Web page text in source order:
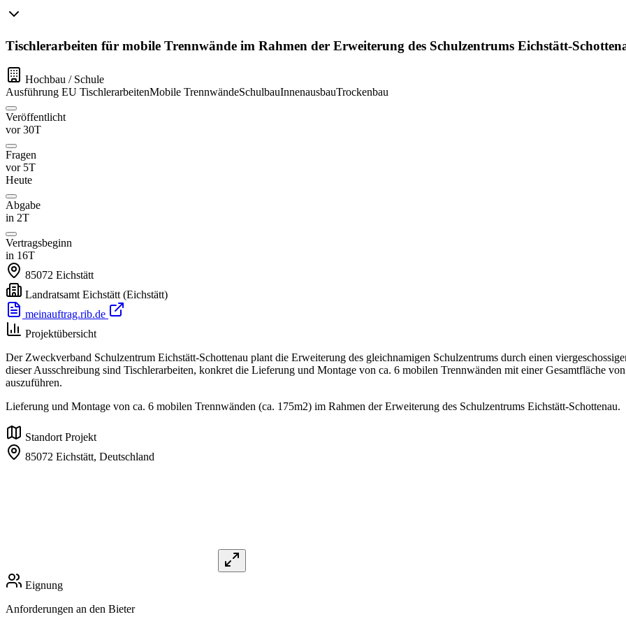
Tischlerarbeiten für mobile Trennwände im Rahmen der Erweiterung des Schulzentrums Eichstätt-
Hochbau / Schule
Ausführung EU TischlerarbeitenMobile TrennwändeSchulbauInnenausbauTrockenbau
Veröffentlicht
vor 30T
Fragen
vor 5T
Heute
Abgabe
in 2T
Vertragsbeginn
in 16T
85072 Eichstätt
Landratsamt Eichstätt (Eichstätt)
meinauftrag.rib.de
Projektübersicht
Der Zweckverband Schulzentrum Eichstätt-Schottenau plant die Erweiterung des gleichnamigen Schulzentrums durch einen
dieser Ausschreibung sind Tischlerarbeiten, konkret die Lieferung und Montage von ca. 6 mobilen Trennwänden mit einer Gesamtfläche
auszuführen.
Lieferung und Montage von ca. 6 mobilen Trennwänden (ca. 175m2) im Rahmen der Erweiterung des Schulzentrums Eichstätt-Schottenau.
Standort Projekt
85072 Eichstätt, Deutschland
Eignung
Anforderungen an den Bieter